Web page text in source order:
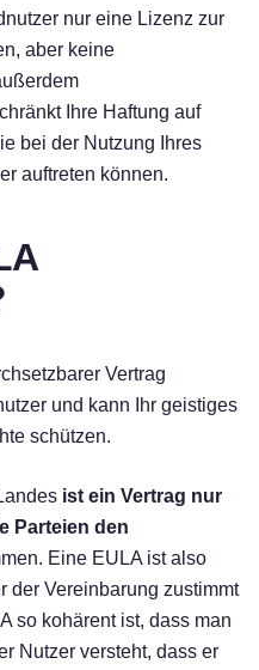
nur eine Lizenz zur
aber keine
Ihre Haftung auf
bei der Nutzung Ihres
auftreten können.
Vertrag
und kann Ihr geistiges
schützen.
ist ein Vertrag nur
Parteien den
Eine EULA ist also
der Vereinbarung zustimmt
so kohärent ist, dass man
Nutzer versteht, dass er